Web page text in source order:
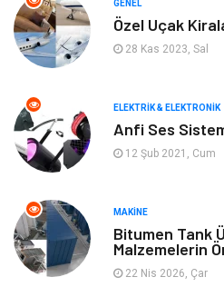
Bilgisayar & Yazılım
İnternet
Finans ve Yönetim
Mobilya
Anne Çocuk
Tekstil
GENEL
Özel Uçak
28 Kas 2023, Sal
ELEKTRIK & ELEKTRONIK
Anfi Ses
12 Şub 2021, Cum
MAKINE
Bitumen Tank
Malzemelerin
22 Nis 2026, Çar